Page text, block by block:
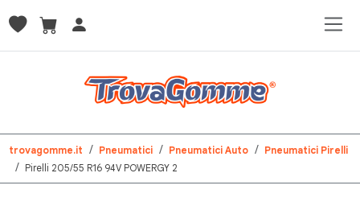
trovagomme.it Pneumatici Pneumatici Auto
Pneumatici Pirelli
Pirelli 205/55 R16 94V POWERGY 2